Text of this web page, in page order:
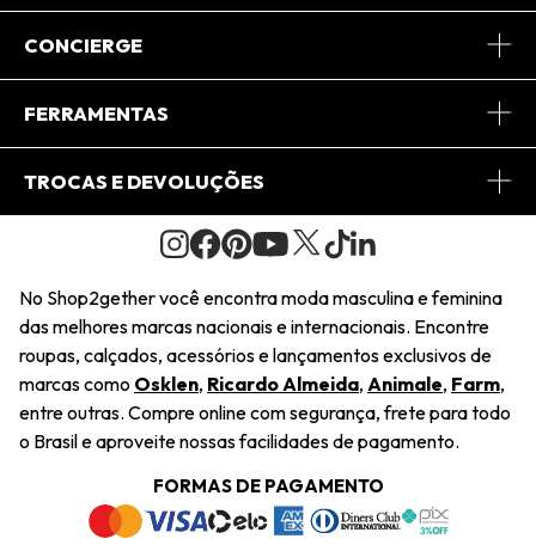
Sobre Nós
Journal
Saiu na Mídia
Sustentabilidade
Navegando
Termos e Condições
CONCIERGE
Central de Relacionamento
Regulamento e Promoções
FERRAMENTAS
Minha Conta
Pedido de Presente
Wishlist
TROCAS E DEVOLUÇÕES
Condições Gerais
Troca Fácil
Restituição de Pagamento
Dúvidas Frequentes
Termos e Condições
Política de Privacidade
No Shop2gether você encontra moda masculina e feminina
das melhores marcas nacionais e internacionais. Encontre
roupas, calçados, acessórios e lançamentos exclusivos de
marcas como Osklen, Ricardo Almeida, Animale, Farm,
entre outras. Compre online com segurança, frete para todo
o Brasil e aproveite nossas facilidades de pagamento.
FORMAS DE PAGAMENTO